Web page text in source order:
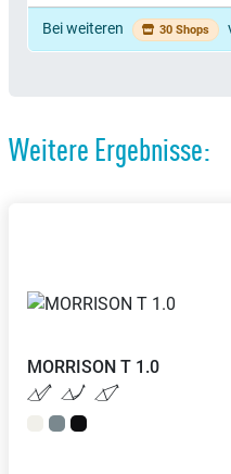
Bei weiteren 30 Shops
Weitere Ergebnisse:
MORRISON T 1.0